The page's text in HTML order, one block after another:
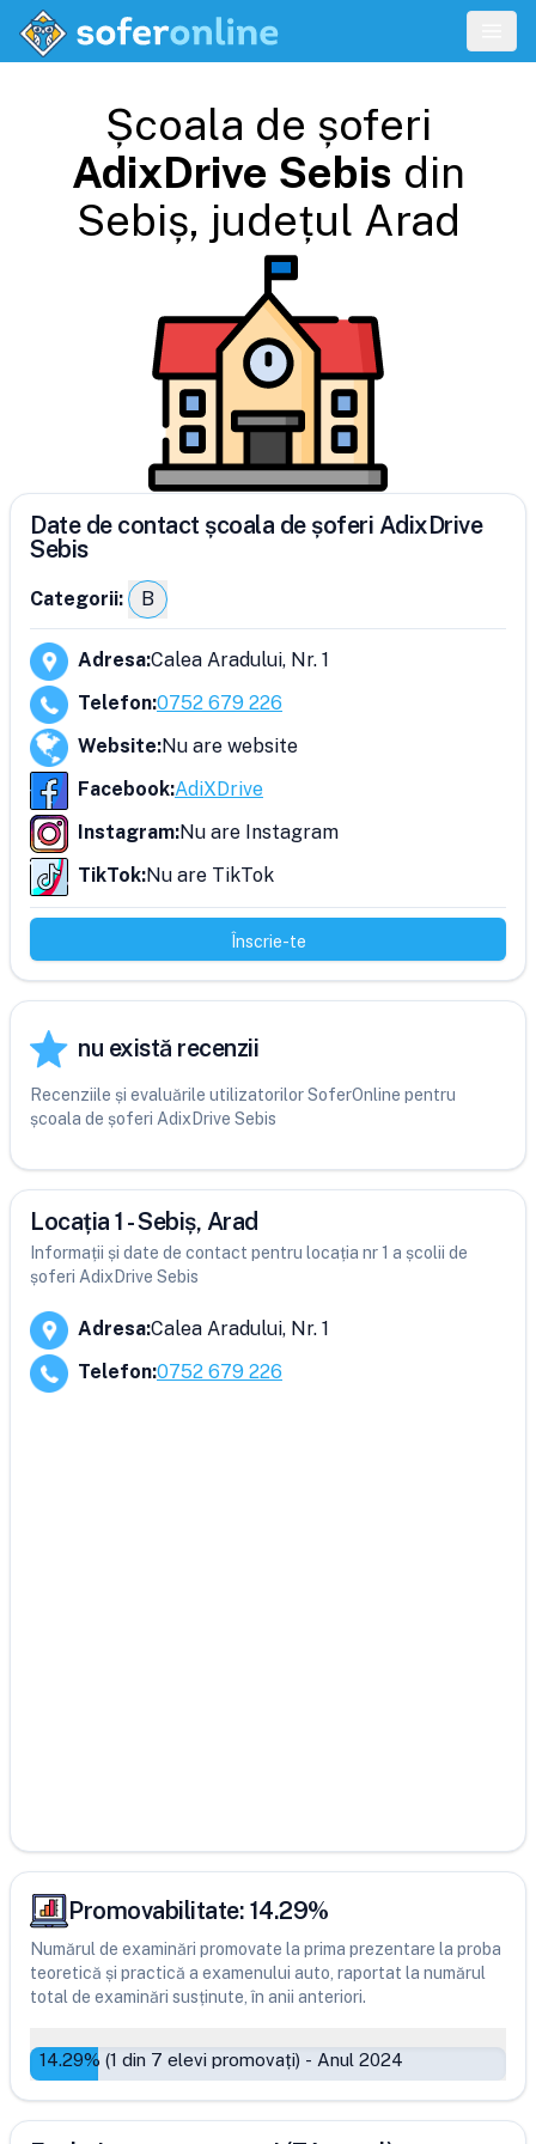
Școala de șoferi
AdixDrive Sebis din
Sebiș, județul Arad
Date de contact școala de șoferi AdixDrive
Sebis
Categorii: B
Adresa:Calea Aradului, Nr. 1
Telefon:0752 679 226
Website:Nu are website
Facebook:AdiXDrive
Instagram:Nu are Instagram
TikTok:Nu are TikTok
Înscrie-te
nu există recenzii
Recenziile și evaluările utilizatorilor SoferOnline pentru
școala de șoferi AdixDrive Sebis
Locația 1 - Sebiș, Arad
Informații și date de contact pentru locația nr 1 a școlii de
șoferi AdixDrive Sebis
Adresa:Calea Aradului, Nr. 1
Telefon:0752 679 226
Promovabilitate: 14.29%
Numărul de examinări promovate la prima prezentare la proba
teoretică și practică a examenului auto, raportat la numărul
total de examinări susținute, în anii anteriori.
14.29% (1 din 7 elevi promovați) - Anul 2024